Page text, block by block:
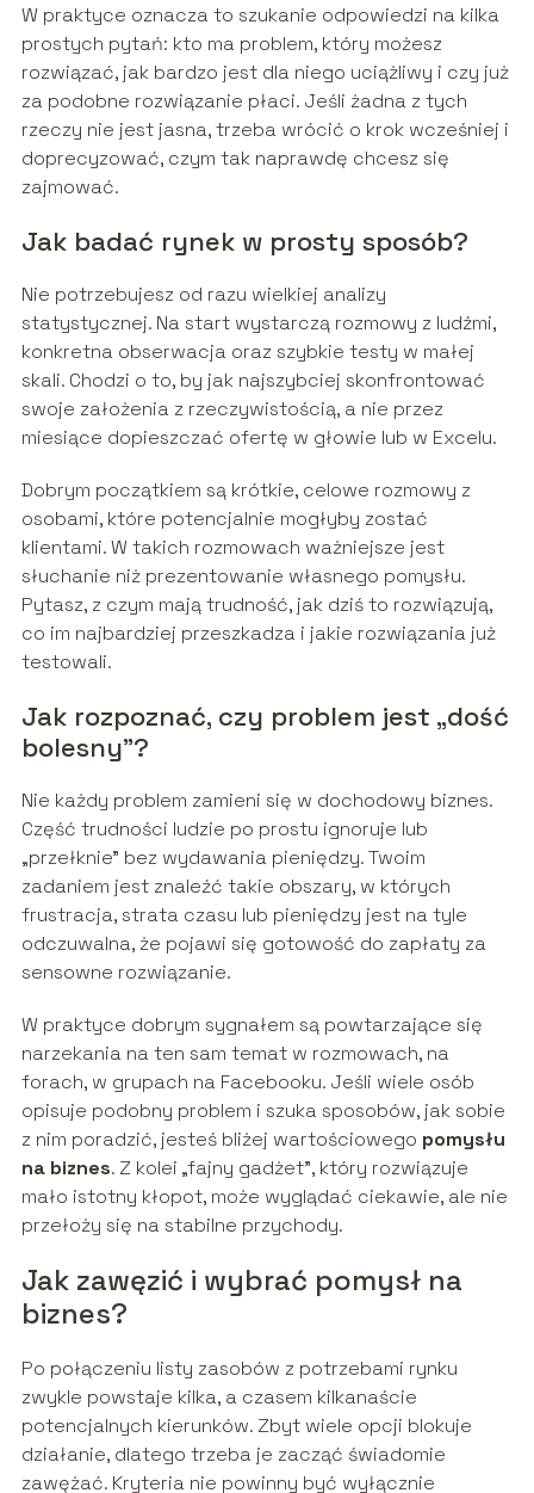
W praktyce oznacza to szukanie odpowiedzi na kilka
prostych pytań: kto ma problem, który możesz
rozwiązać, jak bardzo jest dla niego uciążliwy i czy już
za podobne rozwiązanie płaci. Jeśli żadna z tych
rzeczy nie jest jasna, trzeba wrócić o krok wcześniej i
doprecyzować, czym tak naprawdę chcesz się
zajmować.
Jak badać rynek w prosty sposób?
Nie potrzebujesz od razu wielkiej analizy
statystycznej. Na start wystarczą rozmowy z ludźmi,
konkretna obserwacja oraz szybkie testy w małej
skali. Chodzi o to, by jak najszybciej skonfrontować
swoje założenia z rzeczywistością, a nie przez
miesiące dopieszczać ofertę w głowie lub w Excelu.
Dobrym początkiem są krótkie, celowe rozmowy z
osobami, które potencjalnie mogłyby zostać
klientami. W takich rozmowach ważniejsze jest
słuchanie niż prezentowanie własnego pomysłu.
Pytasz, z czym mają trudność, jak dziś to rozwiązują,
co im najbardziej przeszkadza i jakie rozwiązania już
testowali.
Jak rozpoznać, czy problem jest „dość
bolesny”?
Nie każdy problem zamieni się w dochodowy biznes.
Część trudności ludzie po prostu ignoruje lub
„przełknie” bez wydawania pieniędzy. Twoim
zadaniem jest znaleźć takie obszary, w których
frustracja, strata czasu lub pieniędzy jest na tyle
odczuwalna, że pojawi się gotowość do zapłaty za
sensowne rozwiązanie.
W praktyce dobrym sygnałem są powtarzające się
narzekania na ten sam temat w rozmowach, na
forach, w grupach na Facebooku. Jeśli wiele osób
opisuje podobny problem i szuka sposobów, jak sobie
z nim poradzić, jesteś bliżej wartościowego pomysłu
na biznes. Z kolei „fajny gadżet”, który rozwiązuje
mało istotny kłopot, może wyglądać ciekawie, ale nie
przełoży się na stabilne przychody.
Jak zawęzić i wybrać pomysł na
biznes?
Po połączeniu listy zasobów z potrzebami rynku
zwykle powstaje kilka, a czasem kilkanaście
potencjalnych kierunków. Zbyt wiele opcji blokuje
działanie, dlatego trzeba je zacząć świadomie
zawężać. Kryteria nie powinny być wyłącznie